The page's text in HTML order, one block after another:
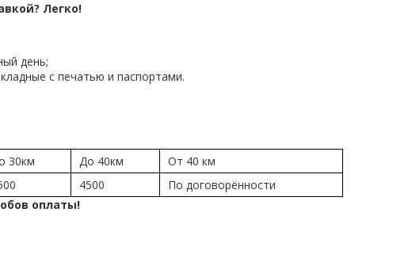
Легко!
день;
с печатью и паспортами.
30км До 40км
От 40 км
4500
По договорённости
оплаты!